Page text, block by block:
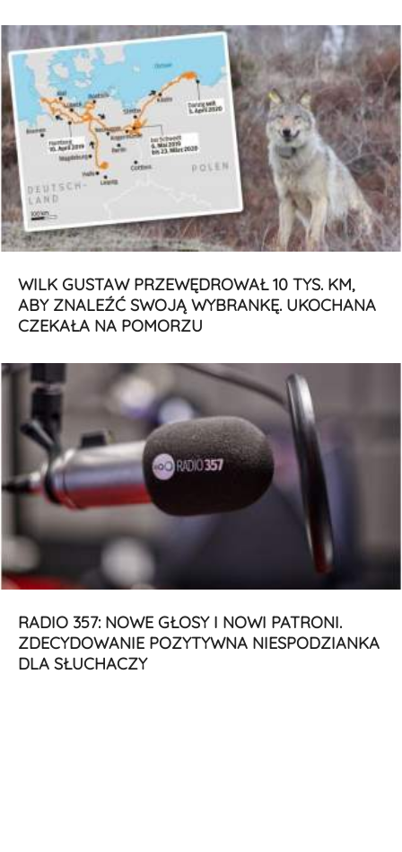
WILK GUSTAW PRZEWĘDROWAŁ 10 TYS. KM,
ABY ZNALEŹĆ SWOJĄ WYBRANKĘ. UKOCHANA
CZEKAŁA NA POMORZU
RADIO 357: NOWE GŁOSY I NOWI PATRONI.
ZDECYDOWANIE POZYTYWNA NIESPODZIANKA
DLA SŁUCHACZY